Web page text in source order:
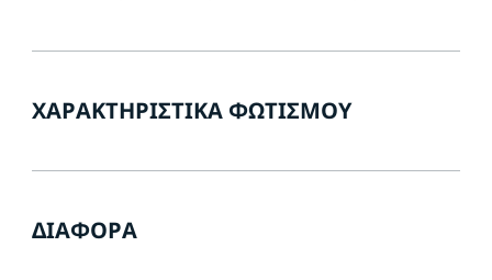
ΧΑΡΑΚΤΗΡΙΣΤΙΚΆ ΦΩΤΙΣΜΟΎ
ΔΙΆΦΟΡΑ